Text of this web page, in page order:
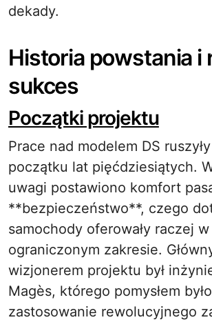
dekady.
Historia powstania i
sukces
Początki projektu
Prace nad modelem DS
początku lat pięćdziesiątych.
uwagi postawiono komfort
**bezpieczeństwo**, czego
samochody oferowały raczej w
ograniczonym zakresie.
wizjonerem projektu był
Magès, którego pomysłem było
zastosowanie rewolucyjnego